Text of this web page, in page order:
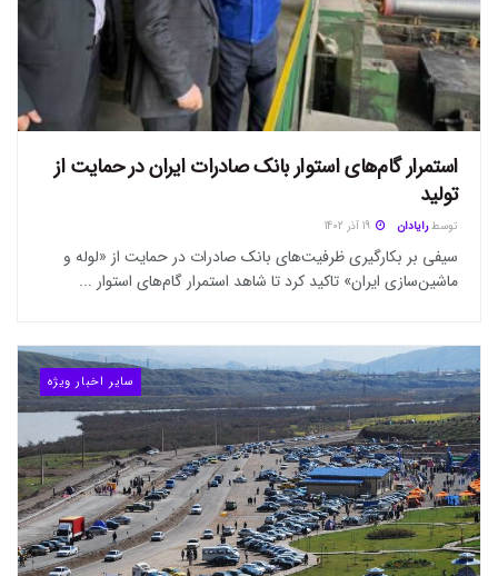
استمرار گام‌های استوار بانک صادرات ایران در حمایت از
تولید
توسط رایادان
سیفی بر بکارگیری ظرفیت‌های بانک صادرات در حمایت از «لوله و
ماشین‌سازی ایران» تاکید کرد تا شاهد استمرار گام‌های استوار ...
سایر اخبار ویژه